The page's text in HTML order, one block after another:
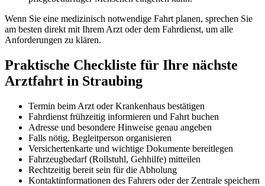
Wenn Sie eine medizinisch notwendige Fahrt planen, sprechen Sie
am besten direkt mit Ihrem Arzt oder dem Fahrdienst, um alle
Anforderungen zu klären.
Praktische Checkliste für Ihre nächste
Arztfahrt in Straubing
Termin beim Arzt oder Krankenhaus bestätigen
Fahrdienst frühzeitig informieren und Fahrt buchen
Adresse und besondere Hinweise genau angeben
Falls nötig, Begleitperson organisieren
Versichertenkarte und wichtige Dokumente bereitlegen
Fahrzeugbedarf (Rollstuhl, Gehhilfe) mitteilen
Rechtzeitig bereit sein für die Abholung
Kontaktinformationen des Fahrers oder der Zentrale speichern